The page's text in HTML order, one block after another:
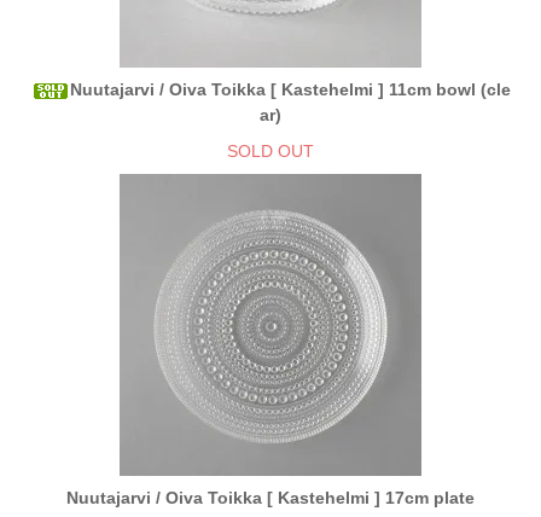
Nuutajarvi / Oiva Toikka [ Kastehelmi ] 11cm bowl (cle
ar)
SOLD OUT
Nuutajarvi / Oiva Toikka [ Kastehelmi ] 17cm plate